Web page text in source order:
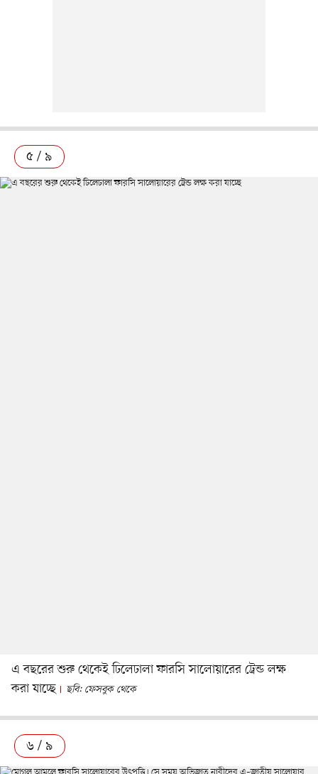
৫ / ৯
এ বছরের শুরু থেকেই ঢিলেঢালা ফারসি সালোয়ারের ট্রেন্ড লক্ষ
করা যাচ্ছে
ছবি: ফেসবুক থেকে
৬ / ৯